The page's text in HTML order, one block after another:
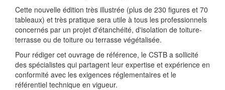
Cette nouvelle édition très illustrée (plus de 230 figures et 70
tableaux) et très pratique sera utile à tous les professionnels
concernés par un projet d'étanchéité, d'isolation de toiture-
terrasse ou de toiture ou terrasse végétalisée.
Pour rédiger cet ouvrage de référence, le CSTB a sollicité
des spécialistes qui partagent leur expertise et expérience en
conformité avec les exigences réglementaires et le
référentiel technique en vigueur.